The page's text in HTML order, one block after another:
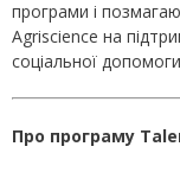
програми і
Agriscience на
соціальної
Про програму